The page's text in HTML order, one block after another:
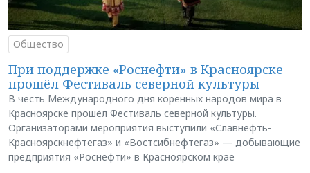
Общество
При поддержке «Роснефти» в Красноярске
прошёл Фестиваль северной культуры
В честь Международного дня коренных народов мира в
Красноярске прошёл Фестиваль северной культуры.
Организаторами мероприятия выступили «Славнефть-
Красноярскнефтегаз» и «Востсибнефтегаз» — добывающие
предприятия «Роснефти» в Красноярском крае